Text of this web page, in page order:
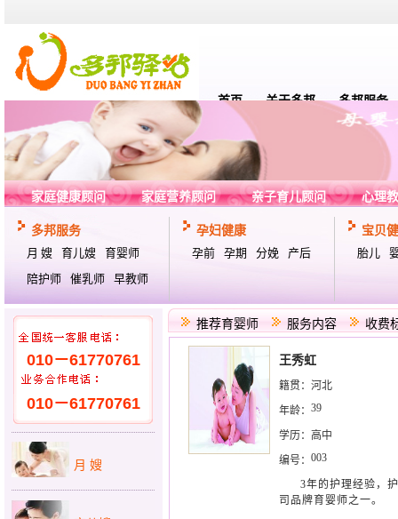
首页 关于多邦 多邦服务
家庭健康顾问 家庭营养顾问 亲子育儿顾问 心理
多邦服务
月 嫂
育儿嫂
育婴师
陪护师
催乳师 早教师
孕妇健康
孕前
孕期 分娩 产后
宝贝
胎儿
010－61770761
010－61770761
月 嫂
推荐育婴师 服务内容 收费
王秀虹
籍贯： 河北
年龄： 39
学历： 高中
编号： 003
3年的护理经验，
司品牌育婴师之一。